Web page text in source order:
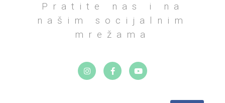
Pratite nas i na
našim socijalnim
mrežama